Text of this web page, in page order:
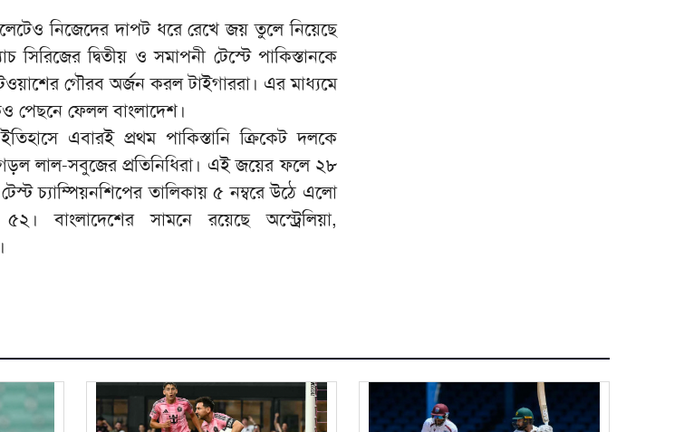
নিজেদের দাপট ধরে রেখে জয় তুলে নিয়েছে
সিরিজের দ্বিতীয় ও সমাপনী টেস্টে পাকিস্তানকে
গৌরব অর্জন করল টাইগাররা। এর মাধ্যমে
পেছনে ফেলল বাংলাদেশ।
এবারই প্রথম পাকিস্তানি ক্রিকেট দলকে
লাল-সবুজের প্রতিনিধিরা। এই জয়ের ফলে ২৮
চ্যাম্পিয়নশিপের তালিকায় ৫ নম্বরে উঠে এলো
বাংলাদেশের সামনে রয়েছে অস্ট্রেলিয়া,